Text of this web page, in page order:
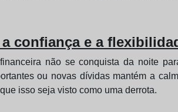
confiança e a
não se conquista da noite
ou novas dívidas mantém a
isso seja visto como uma derrota.